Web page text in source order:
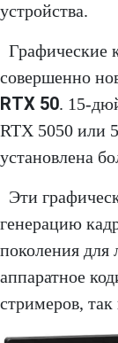
устройства.
Графические
совершенно
RTX 50. 15-
RTX 5050 или
установлена
Эти
генерацию
поколения для
аппаратное
стримеров, так